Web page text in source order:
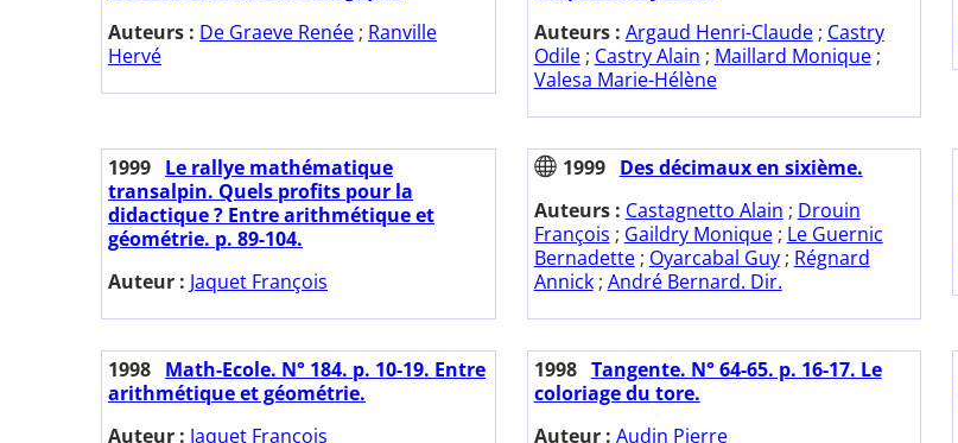
Auteurs : De Graeve Renée ; Ranville
Hervé
Auteurs : Argaud Henri-Claude; Castry
Odile; Castry Alain ; Maillard Monique;
Valesa Marie-Hélène
1999 Le rallye mathématique
transalpin. Quels profits pour la
didactique ? Entre arithmétique et
géométrie. p. 89-104.
Auteur : Jaquet François
1999
Des décimaux en sixième.
Auteurs : Castagnetto Alain ; Drouin
François ; Gaildry Monique; Le Guernic
Bernadette; Oyarcabal Guy; Régnard
Annick; André Bernard. Dir.
1998 Math-Ecole. N° 184. p. 10-19. Entre
arithmétique et géométrie.
Auteur : Jaquet François
1998 Tangente. N° 64-65. p. 16-17. Le
coloriage du tore.
Auteur : Audin Pierre